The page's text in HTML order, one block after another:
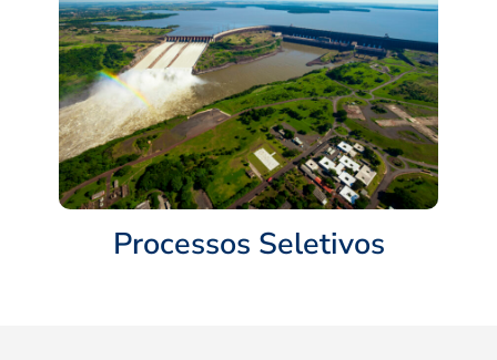
Processos Seletivos